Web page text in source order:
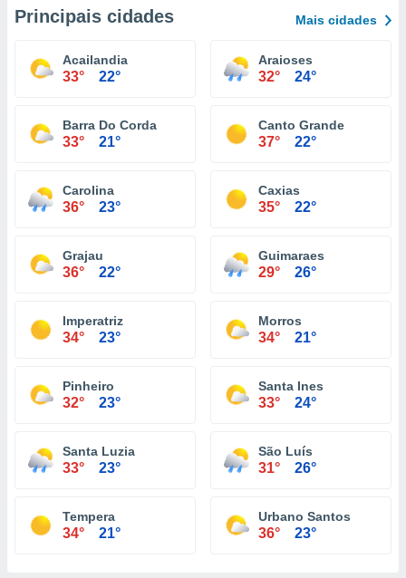
Principais cidades Mais cidades
Acailandia
33° 22°
Araioses
32° 24°
Barra Do Corda
33° 21°
Canto Grande
37° 22°
Carolina
36° 23°
Caxias
35° 22°
Grajau
36° 22°
Guimaraes
29° 26°
Imperatriz
34° 23°
Morros
34° 21°
Pinheiro
32° 23°
Santa Ines
33° 24°
Santa Luzia
33° 23°
São Luís
31° 26°
Tempera
34° 21°
Urbano Santos
36° 23°